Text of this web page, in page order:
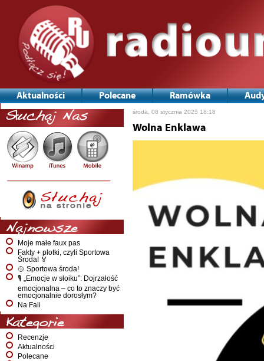
Aktualności Polecane Ramówka
Słuchaj Nas
Najnowsze
Moje małe faux pas
Fakty + plotki, czyli Sportowa
Środa! 🏅
🥎 Sportowa środa!
🎙️ „Emocje w słoiku”: Dojrzałość
emocjonalna – co to znaczy być
emocjonalnie dorosłym?
Na Fali
Kategorie
Recenzje
Aktualności
Polecane
środa, 08 stycznia 2025 18:18
Wolna Enklawa